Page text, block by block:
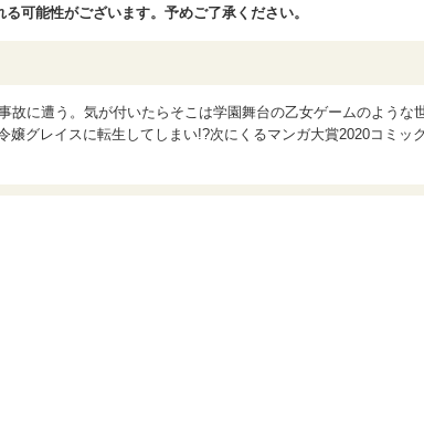
可能性がございます。予めご了承ください。
故に遭う。気が付いたらそこは学園舞台の乙女ゲームのような
嬢グレイスに転生してしまい!?次にくるマンガ大賞2020コミッ